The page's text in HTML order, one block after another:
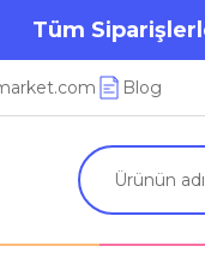
Tüm
Blog